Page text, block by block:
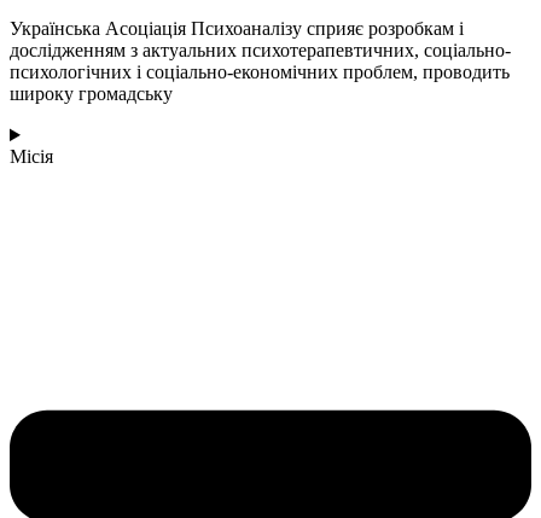
Українська Асоціація Психоаналізу сприяє розробкам і
дослідженням з актуальних психотерапевтичних, соціально-
психологічних і соціально-економічних проблем, проводить
широку громадську
Місія